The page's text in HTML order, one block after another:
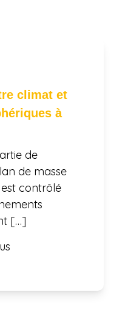
climat et
à
de
de masse
contrôlé
[…]